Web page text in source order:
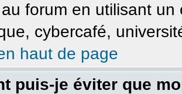
forum en utilisant
cybercafé,
haut de page
puis-je éviter que